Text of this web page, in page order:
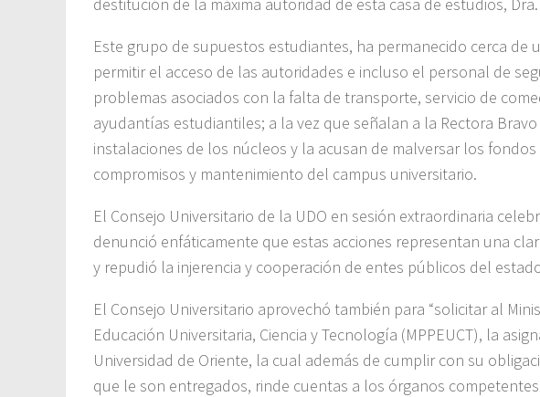
Este grupo de supuestos estudiantes, ha permanecido cerca de
permitir el acceso de las autoridades e incluso el personal de
problemas asociados con la falta de transporte, servicio de
ayudantías estudiantiles; a la vez que señalan a la Rectora
instalaciones de los núcleos y la acusan de malversar los
compromisos y mantenimiento del campus universitario.
El Consejo Universitario de la UDO en sesión extraordinaria
denunció enfáticamente que estas acciones representan una
y repudió la injerencia y cooperación de entes públicos del
El Consejo Universitario aprovechó también para “solicitar al
Educación Universitaria, Ciencia y Tecnología (MPPEUCT), la
Universidad de Oriente, la cual además de cumplir con su
que le son entregados, rinde cuentas a los órganos